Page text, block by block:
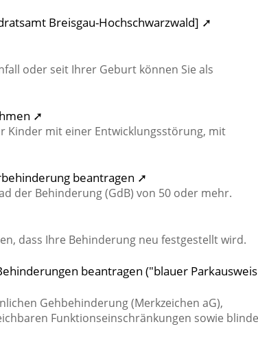
Breisgau-Hochschwarzwald] ➚
oder seit Ihrer Geburt können Sie als
➚
Kinder mit einer Entwicklungsstörung, mit
beantragen ➚
der Behinderung (GdB) von 50 oder mehr.
dass Ihre Behinderung neu festgestellt wird.
beantragen ("blauer
Gehbehinderung (Merkzeichen aG),
Funktionseinschränkungen sowie blinde